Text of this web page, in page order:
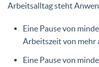
Arbeitsalltag steht
Eine Pause von
Arbeitszeit von mehr
Eine Pause von